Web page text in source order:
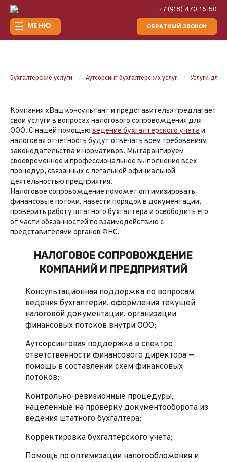
МЕНЮ ОБРАТНЫЙ ЗВОНОК
+7 (918) 470-16-50
Бухгалтерские услуги Аутсорсинг бухгалтерских услуг Услуги для
Компания «Ваш консультант и представитель» предлагает
свои услуги в вопросах налогового сопровождения для
ООО. С нашей помощью ведение бухгалтерского учетаи
налоговая отчетность будут отвечать всем требованиям
законодательства и нормативов. Мы гарантируем
своевременное и профессиональное выполнение всех
процедур, связанных с легальной официальной
деятельностью предприятия.
Налоговое сопровождение поможет оптимизировать
финансовые потоки, навести порядок в документации,
проверить работу штатного бухгалтера и освободить его
от части обязанностей по взаимодействию с
представителями органов ФНС.
НАЛОГОВОЕ СОПРОВОЖДЕНИЕ
КОМПАНИЙ И ПРЕДПРИЯТИЙ
Консультационная поддержка по вопросам
ведения бухгалтерии, оформления текущей
налоговой документации, организации
финансовых потоков внутри ООО;
Аутсорсинговая поддержка в спектре
ответственности финансового директора —
помощь в составлении схем финансовых
потоков;
Контрольно-ревизионные процедуры,
нацеленные на проверку документооборота из
ведения штатного бухгалтера;
Корректировка бухгалтерского учета;
Помощь по оптимизации налогообложения и